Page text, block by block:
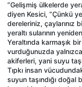
“Gelişmiş ülkelerde
diyen Kesici, “Çünkü
dereleriniz, çaylarınız
yeraltı sularının
Yeraltında karmaşık
vurduğunuzda
akiferleri, yani suyu
Tıpkı insan
suyun taşındığı